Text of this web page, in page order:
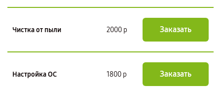
Чистка от пыли 2000 р Заказать
Настройка ОС 1800 р Заказать